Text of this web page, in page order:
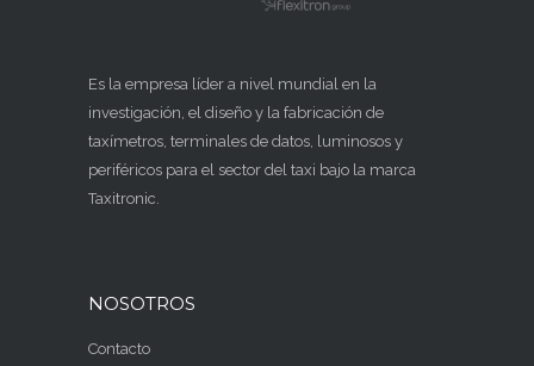
Es la empresa líder a nivel mundial en la
investigación, el diseño y la fabricación de
taxímetros , terminales de datos, luminosos y
periféricos para el sector del taxi bajo la marca
Taxitronic.
NOSOTROS
Contacto